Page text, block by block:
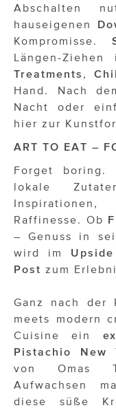
Abschalten
hauseigenen
Kompromisse.
Längen-
Treatments ,
Hand. Nach
Nacht oder
hier zur
ART TO EAT –
Forget boring.
lokale
Raffinesse. Ob
– Genuss in
wird im
Post zum
Ganz nach der
meets modern
Cuisine ein
Pistachio New
von Omas
Aufwachsen
diese süße